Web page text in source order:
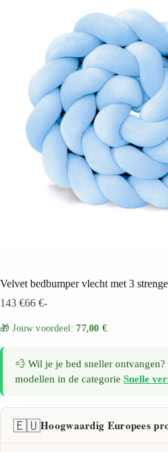
Velvet bedbumper vlecht met 3
66 €-
143 €
🎁 Jouw voordeel:77,00 €
💨 Wil je je bed sneller
modellen in de categorie Snelle
🇪🇺Hoogwaardig Europees